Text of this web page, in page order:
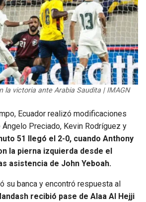
la victoria ante Arabia Saudita | IMAGN
Ecuador realizó modificaciones
Preciado, Kevin Rodríguez y
51 llegó el 2-0, cuando Anthony
la pierna izquierda desde el
asistencia de John Yeboah.
su banca y encontró respuesta al
recibió pase de Alaa Al Hejji